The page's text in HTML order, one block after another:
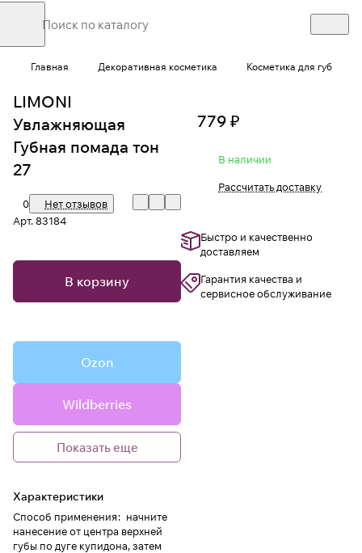
Главная Декоративная косметика Косметика для губ
LIMONI
Увлажняющая
Губная помада тон
27
0
Нет отзывов
Арт.83184
В корзину
Ozon
Wildberries
Показать еще
Характеристики
Способ применения: начните
нанесение от центра верхней
губы по дуге купидона, затем
779 ₽
В наличии
Рассчитать доставку
Быстро и качественно
доставляем
Гарантия качества и
сервисное обслуживание